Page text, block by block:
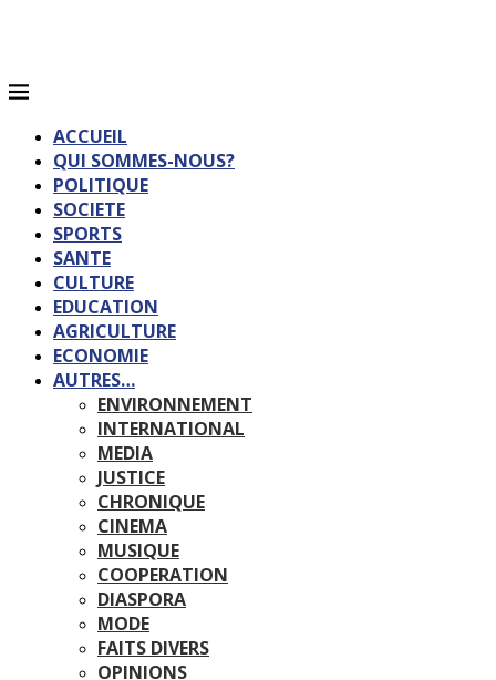
ACCUEIL
QUI SOMMES-NOUS?
POLITIQUE
SOCIETE
SPORTS
SANTE
CULTURE
EDUCATION
AGRICULTURE
ECONOMIE
AUTRES…
ENVIRONNEMENT
INTERNATIONAL
MEDIA
JUSTICE
CHRONIQUE
CINEMA
MUSIQUE
COOPERATION
DIASPORA
MODE
FAITS DIVERS
OPINIONS